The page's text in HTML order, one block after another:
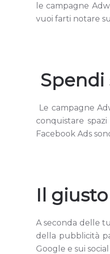
le campagne
vuoi farti notare
Spendi
Le campagne
conquistare
Facebook Ads
Il
A seconda delle
della pubblicità
Google e sui